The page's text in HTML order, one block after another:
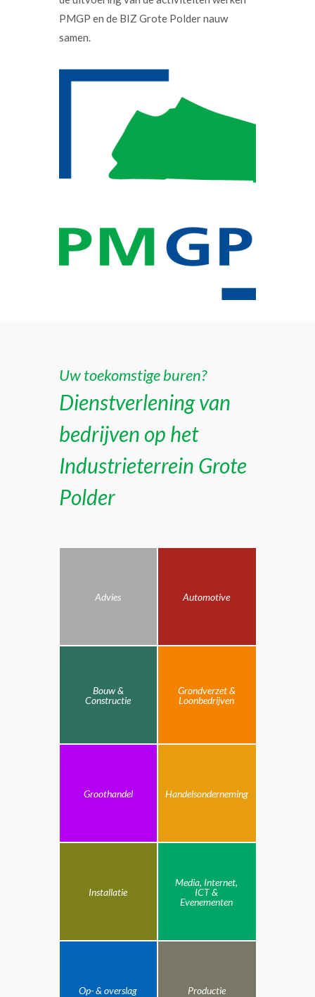
PMGP en de BIZ Grote Polder nauw
samen.
Uw toekomstige buren?
Dienstverlening van
bedrijven op het
Industrieterrein Grote
Polder
Advies Automotive
Bouw &
Constructie
Grondverzet &
Loonbedrijven
Groothandel Handelsonderneming
Installatie
Media, Internet,
ICT &
Evenementen
Op- & overslag Productie